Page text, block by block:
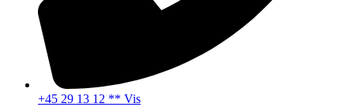
+45 29 13 12 ** Vis